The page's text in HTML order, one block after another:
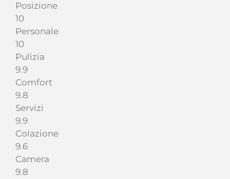
Posizione
10
Personale
10
Pulizia
9.9
Comfort
9.8
Servizi
9.9
Colazione
9.6
Camera
9.8